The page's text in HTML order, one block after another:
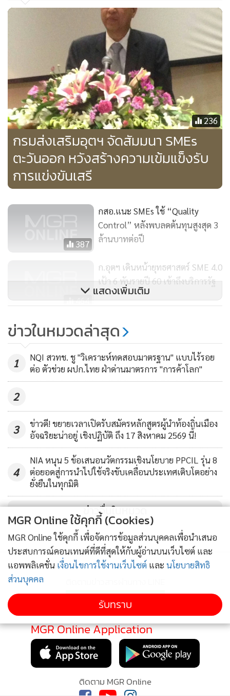
ทั้งนี้ รูปแบบการส่งเสริมและพัฒนากลุ่ม Startup ประกอบด้วย
1) การเข้าถึงแหล่งเงินทุน ด้วยการจัดให้มีกิจกรรมนำเสนอแผน
ธุรกิจของผู้ประกอบการ (Pitching) เพื่อแสวงหาโอกาสทางการ
เงินและการเข้าถึงแหล่งเงินทุน 2) การสร้างผู้ประกอบการราย
ใหม่ ด้วยการส่งเสริมความรู้และทักษะในการดำเนินธุรกิจ เช่น
การบ่มเพาะธุรกิจ หรือการฝึกอบรม 3) การพัฒนาโครงสร้างพื้น
ฐาน เช่น การจัดให้มี Co-Working Space เพื่อเป็นสถานที่แก่ผู้
ประกอบการได้เข้ามาใช้บริการ และพบปะแลกเปลี่ยน
ประสบการณ์
บรรยากาศภายในงาน
ด้าน ดร.สมชาย หาญหิรัญ ปลัดกระทรวงอุตสาหกรรม กล่าวเพิ่ม
เติมว่า กระทรวงอุตสาหกรรมได้มอบหมายให้ กสอ.ดำเนินการ
ผลักดันกลุ่มสตาร์ทอัพรุ่นใหม่ที่มีแนวคิดธุรกิจ มีความสามารถใน
เชิงเทคโนโลยี นวัตกรรม และความคิดเชิงสร้างสรรค์ ผ่าน
กระบวนการถ่ายทอดองค์ความรู้ด้านการบริหารจัดการธุรกิจ
รวมถึงยังมีนโยบายในการผลักดันให้ผู้ที่ผ่านการเข้าร่วมโครงการ
ต่างๆ ของกระทรวงอุตสาหกรรม โดยในปี 2560 นี้ได้ตั้งเป้า
หมายการสร้างและพัฒนาธุรกิจกลุ่มนี้มากกว่า 4 พันรายทั่ว
ประเทศ ภายใต้งบประมาณปี 2560 กว่า 80 ล้านบาท
ด้าน ดร.พสุ โลหารชุน อธิบดีกรมส่งเสริมอุตสาหกรรม กล่าวว่า
ภาคเหนือนับเป็นพื้นที่เศรษฐกิจที่น่าจับตามองพื้นที่หนึ่งของ
ประเทศไทยในการพัฒนาผู้ประกอบการกลุ่มสตาร์ทอัพ
เนื่องจากมีโครงสร้างทางเศรษฐกิจครอบคลุมหลายด้าน ไม่ว่าจะ
236
กรมส่งเสริมอุตฯ จัดสัมมนา SMEs
ตะวันออก หวังสร้างความเข้มแข็งรับ
การแข่งขันเสรี
387
กสอ.แนะ SMEs ใช้ “Quality
Control” หลังพบลดต้นทุนสูงสุด 3
ล้านบาทต่อปี
464
ก.อุตฯ เดินหน้ายุทธศาสตร์ SME 4.0
เป้า 6 พันรายปี 60 เข้าถึงบริการรัฐ
288
อลังการโชว์เทคโนโลยีและ
นวัตกรรมการพิมพ์ล้ำอนาคต รับออ
เดอร์ทะลักจากกลุ่มประเทศ CLMV
แสดงเพิ่มเติม
ข่าวในหมวดล่าสุด
1
NQI สวทช. ชู "วิเคราะห์ทดสอบมาตรฐาน" แบบไร้รอย
ต่อ ตัวช่วย ผปก.ไทย ฝ่าด่านมาตรการ "การค้าโลก"
2
3
ข่าวดี! ขยายเวลาเปิดรับสมัครหลักสูตรผู้นำท้องถิ่นเมือง
อัจฉริยะน่าอยู่ เชิงปฏิบัติ ถึง 17 สิงหาคม 2569 นี้!
4
NIA หนุน 5 ข้อเสนอนวัตกรรมเชิงนโยบาย PPCIL รุ่น 8
ต่อยอดสู่การนำไปใช้จริงขับเคลื่อนประเทศเติบโตอย่าง
ยั่งยืนในทุกมิติ
ข่าวอื่นในหมวด
MGR Online Application
ติดตาม MGR Online
MGR Online ใช้คุกกี้ (Cookies)
MGR Online ใช้คุกกี้ เพื่อจัดการข้อมูลส่วนบุคคลเพื่อนำเสนอ
ประสบการณ์คอนเทนต์ที่ดีที่สุดให้กับผู้อ่านบนเว็บไซต์ และ
แอพพลิเคชั่น เงื่อนไขการใช้งานเว็บไซต์ และ นโยบายสิทธิ
ส่วนบุคคล
รับทราบ